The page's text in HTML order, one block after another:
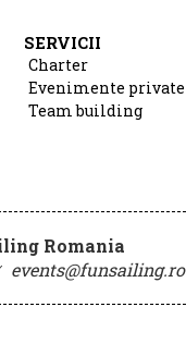
SERVICII
Charter
Evenimente private
Team building
Romania
events@funsailing.ro